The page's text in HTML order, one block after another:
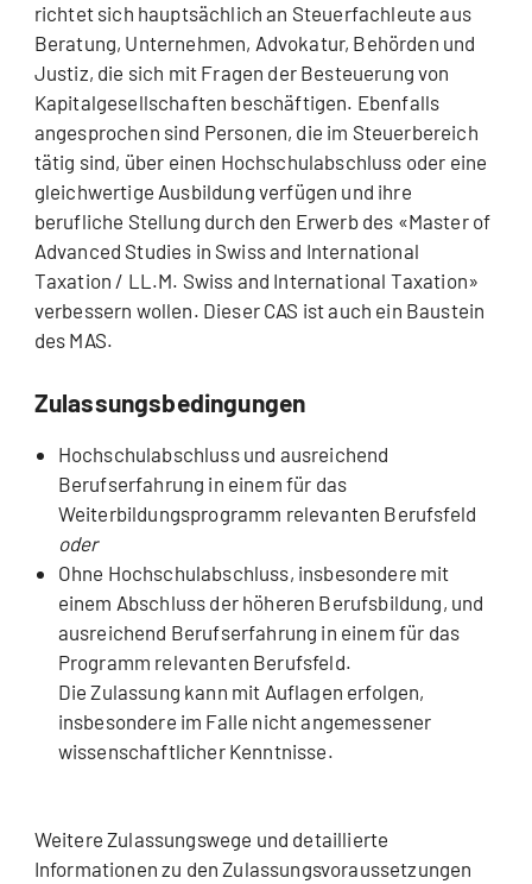
richtet sich hauptsächlich an Steuerfachleute aus
Beratung, Unternehmen, Advokatur, Behörden und
Justiz, die sich mit Fragen der Besteuerung von
Kapitalgesellschaften beschäftigen. Ebenfalls
angesprochen sind Personen, die im Steuerbereich
tätig sind, über einen Hochschulabschluss oder eine
gleichwertige Ausbildung verfügen und ihre
berufliche Stellung durch den Erwerb des «Master of
Advanced Studies in Swiss and International
Taxation / LL.M. Swiss and International Taxation»
verbessern wollen. Dieser CAS ist auch ein Baustein
des MAS.
Zulassungsbedingungen
Hochschulabschluss und ausreichend
Berufserfahrung in einem für das
Weiterbildungsprogramm relevanten Berufsfeld
oder
Ohne Hochschulabschluss, insbesondere mit
einem Abschluss der höheren Berufsbildung, und
ausreichend Berufserfahrung in einem für das
Programm relevanten Berufsfeld.
Die Zulassung kann mit Auflagen erfolgen,
insbesondere im Falle nicht angemessener
wissenschaftlicher Kenntnisse.
Weitere Zulassungswege und detaillierte
Informationen zu den Zulassungsvoraussetzungen